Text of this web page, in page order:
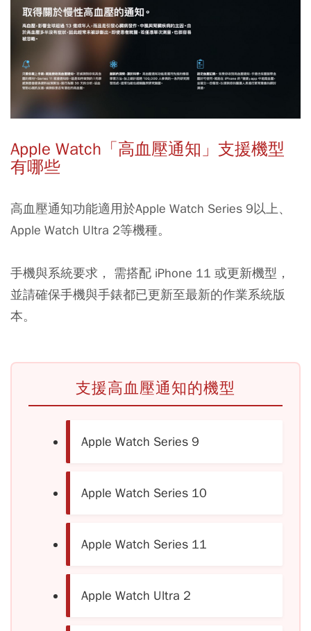
Apple Watch「高血壓通知」支援機型
有哪些
高血壓通知功能適用於Apple Watch Series 9以上、
Apple Watch Ultra 2等機種。
手機與系統要求， 需搭配 iPhone 11 或更新機型，
並請確保手機與手錶都已更新至最新的作業系統版
本。
支援高血壓通知的機型
Apple Watch Series 9
Apple Watch Series 10
Apple Watch Series 11
Apple Watch Ultra 2